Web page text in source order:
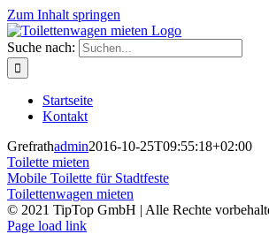
Zum Inhalt springen
Suche nach:
Startseite
Kontakt
Grefrathadmin2016-10-25T09:55:18+02:00
Toilette mieten
Mobile Toilette für Stadtfeste
Toilettenwagen mieten
© 2021 TipTop GmbH | Alle Rechte
Page load link